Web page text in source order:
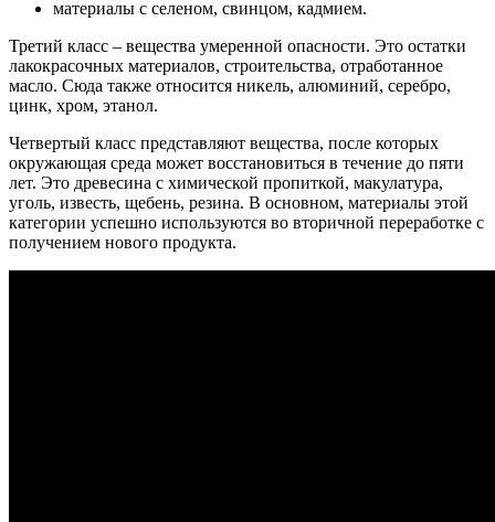
материалы с селеном, свинцом, кадмием.
Третий класс – вещества умеренной опасности. Это остатки
лакокрасочных материалов, строительства, отработанное
масло. Сюда также относится никель, алюминий, серебро,
цинк, хром, этанол.
Четвертый класс представляют вещества, после которых
окружающая среда может восстановиться в течение до пяти
лет. Это древесина с химической пропиткой, макулатура,
уголь, известь, щебень, резина. В основном, материалы этой
категории успешно используются во вторичной переработке с
получением нового продукта.